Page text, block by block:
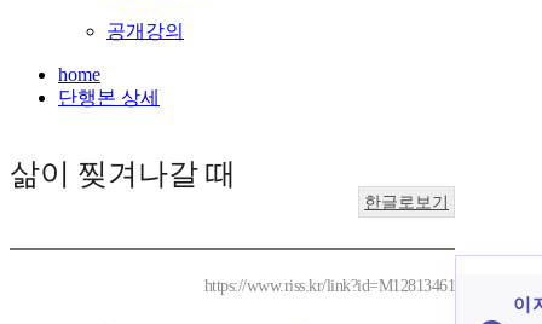
공개강의
home
단행본 상세
삶이 찢겨나갈 때
한글로보기
https://www.riss.kr/link?id=M12813461
이